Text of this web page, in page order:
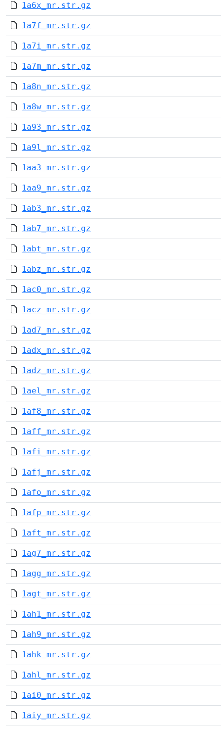
1a6x_mr.str.gz
1a7f_mr.str.gz
1a7i_mr.str.gz
1a7m_mr.str.gz
1a8n_mr.str.gz
1a8w_mr.str.gz
1a93_mr.str.gz
1a9l_mr.str.gz
1aa3_mr.str.gz
1aa9_mr.str.gz
1ab3_mr.str.gz
1ab7_mr.str.gz
1abt_mr.str.gz
1abz_mr.str.gz
1ac0_mr.str.gz
1acz_mr.str.gz
1ad7_mr.str.gz
1adx_mr.str.gz
1adz_mr.str.gz
1ael_mr.str.gz
1af8_mr.str.gz
1aff_mr.str.gz
1afi_mr.str.gz
1afj_mr.str.gz
1afo_mr.str.gz
1afp_mr.str.gz
1aft_mr.str.gz
1ag7_mr.str.gz
1agg_mr.str.gz
1agt_mr.str.gz
1ah1_mr.str.gz
1ah9_mr.str.gz
1ahk_mr.str.gz
1ahl_mr.str.gz
1ai0_mr.str.gz
1aiy_mr.str.gz